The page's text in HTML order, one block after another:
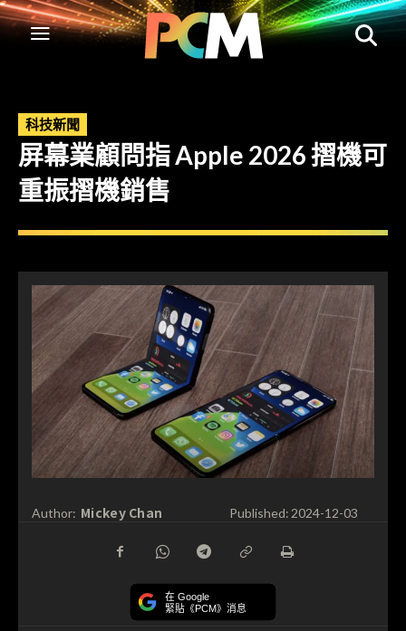
科技新聞
屏幕業顧問指 Apple 2026 摺機可
重振摺機銷售
Author: Mickey Chan Published: 2024-12-03
在 Google
緊貼《PCM》消息